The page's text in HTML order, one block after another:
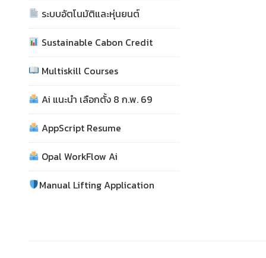
ระบบอัตโนมัติและหุ่นยนต์
Sustainable Cabon Credit
Multiskill Courses
Ai แนะนำ เลือกตั้ง 8 ก.พ. 69
AppScript Resume
Opal WorkFlow Ai
Manual Lifting Application